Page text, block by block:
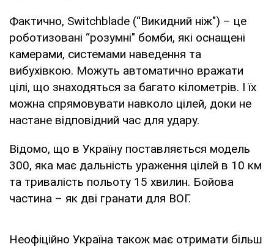
Фактично, Switchblade (“Викидний ніж") – це
роботизовані “розумні" бомби, які оснащені
камерами, системами наведення та
вибухівкою. Можуть автоматично вражати
цілі, що знаходяться за багато кілометрів. І їх
можна спрямовувати навколо цілей, доки не
настане відповідний час для удару.
Відомо, що в Україну поставляється модель
300, яка має дальність ураження цілей в 10 км
та тривалість польоту 15 хвилин. Бойова
частина – як дві гранати для ВОГ.
Неофіційно Україна також має отримати більш